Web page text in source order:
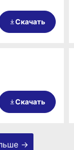
Скачать
Скачать
→